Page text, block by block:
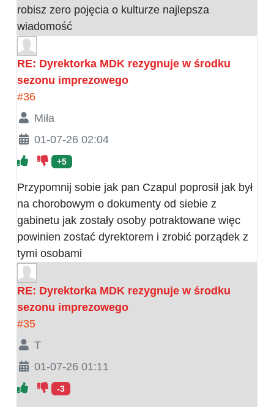
robisz zero pojęcia o kulturze najlepsza
wiadomość
RE: Dyrektorka MDK rezygnuje w środku
sezonu imprezowego
#36
Miła
01-07-26 02:04
+5
Przypomnij sobie jak pan Czapul poprosił jak był
na chorobowym o dokumenty od siebie z
gabinetu jak zostały osoby potraktowane więc
powinien zostać dyrektorem i zrobić porządek z
tymi osobami
RE: Dyrektorka MDK rezygnuje w środku
sezonu imprezowego
#35
T
01-07-26 01:11
-3